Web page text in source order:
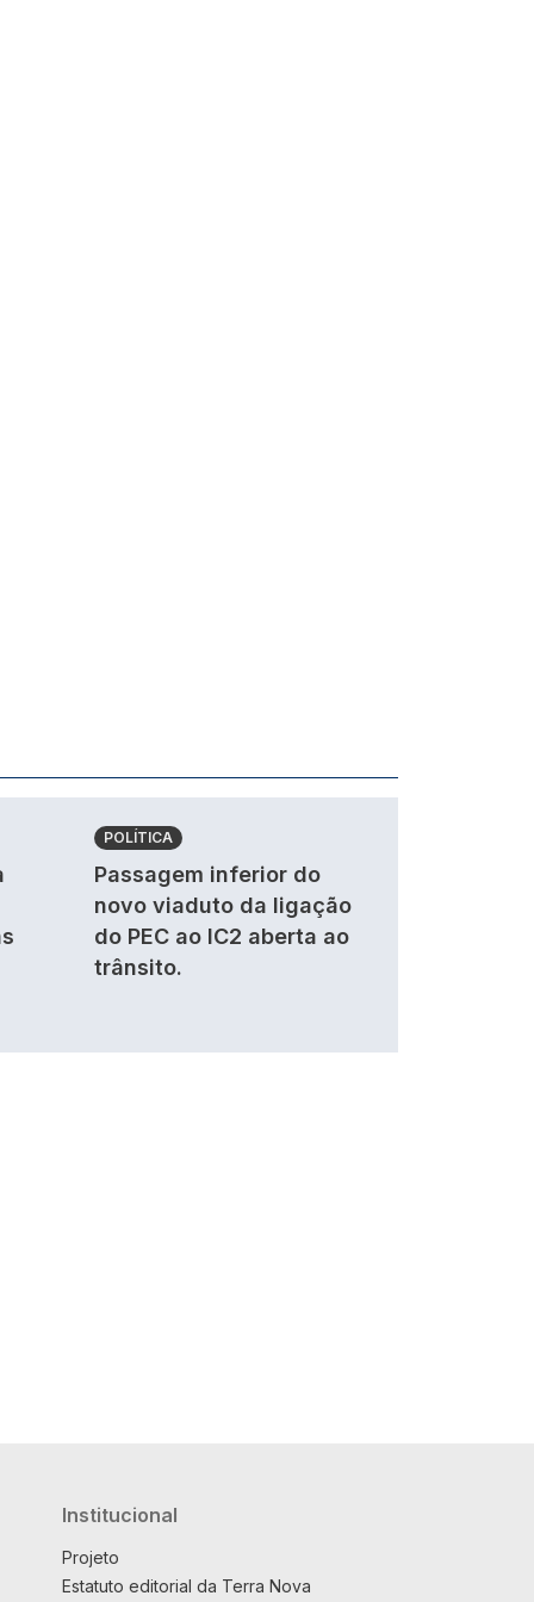
POLÍTICA
Passagem inferior do
novo viaduto da ligação
do PEC ao IC2 aberta ao
trânsito.
Institucional
Projeto
Estatuto editorial da Terra Nova